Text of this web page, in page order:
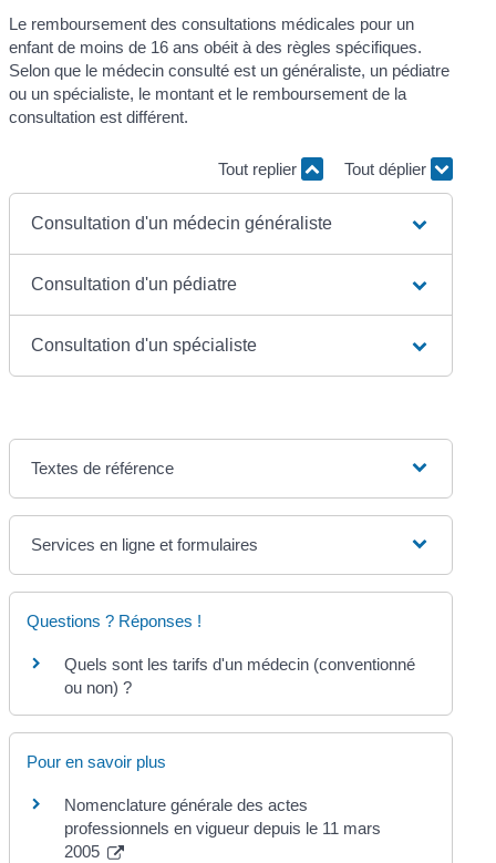
Le remboursement des consultations médicales pour un
enfant de moins de 16 ans obéit à des règles spécifiques.
Selon que le médecin consulté est un généraliste, un pédiatre
ou un spécialiste, le montant et le remboursement de la
consultation est différent.
Tout replier Tout déplier
Consultation d'un médecin généraliste
Consultation d'un pédiatre
Consultation d'un spécialiste
Textes de référence
Services en ligne et formulaires
Questions ? Réponses !
Quels sont les tarifs d'un médecin (conventionné
ou non) ?
Pour en savoir plus
Nomenclature générale des actes
professionnels en vigueur depuis le 11 mars
2005